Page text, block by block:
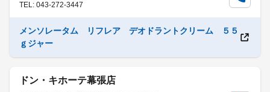
TEL: 043-272-3447
メンソレータム リフレア デオドラントクリーム ５５
ｇジャー
ドン・キホーテ幕張店